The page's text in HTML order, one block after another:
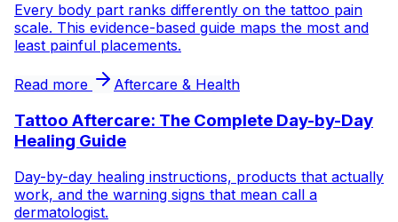
Every body part ranks differently on the tattoo pain
scale. This evidence-based guide maps the most and
least painful placements.
Read more Aftercare & Health
Tattoo Aftercare: The Complete Day-by-Day
Healing Guide
Day-by-day healing instructions, products that actually
work, and the warning signs that mean call a
dermatologist.